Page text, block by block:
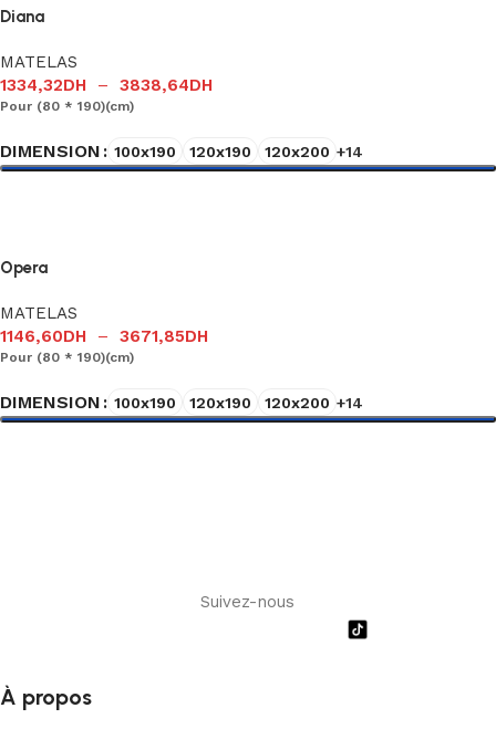
Diana
MATELAS
1334,32DH – 3838,64DH
Pour (80 * 190)(cm)
DIMENSION 100x190 120x190 120x200 +14
Opera
MATELAS
1146,60DH – 3671,85DH
Pour (80 * 190)(cm)
DIMENSION 100x190 120x190 120x200 +14
Suivez-nous
À propos